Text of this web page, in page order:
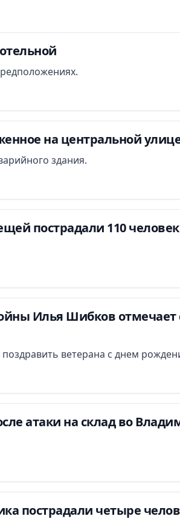
на центральной
здания.
пострадали 110 человек
Илья Шибков отмечает
ветерана с днем
атаки на склад во
пострадали четыре